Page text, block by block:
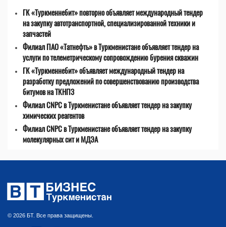
ГК «Туркменнебит» повторно объявляет международный тендер
на закупку автотранспортной, специализированной техники и
запчастей
Филиал ПАО «Татнефть» в Туркменистане объявляет тендер на
услуги по телеметрическому сопровождению бурения скважин
ГК «Туркменнебит» объявляет международный тендер на
разработку предложений по совершенствованию производства
битумов на ТКНПЗ
Филиал CNPC в Туркменистане объявляет тендер на закупку
химических реагентов
Филиал CNPC в Туркменистане объявляет тендер на закупку
молекулярных сит и МДЭА
© 2026 БТ. Все права защищены.